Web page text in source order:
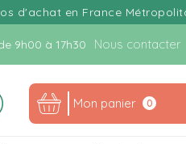
d'achat en France
9h00 à 17h30 Nous contacter
Mon panier 0